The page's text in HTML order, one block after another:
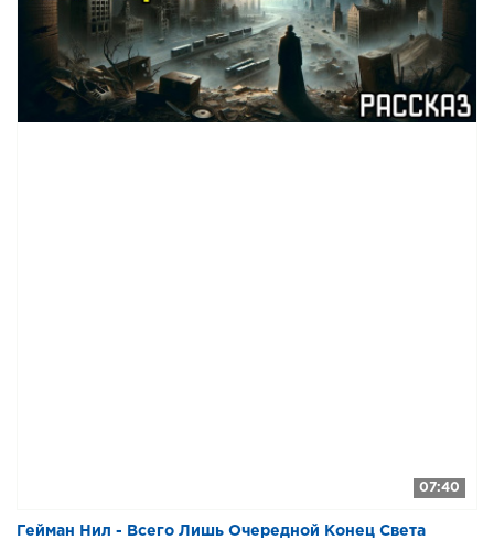
07:40
Гейман Нил - Всего Лишь Очередной Конец Света